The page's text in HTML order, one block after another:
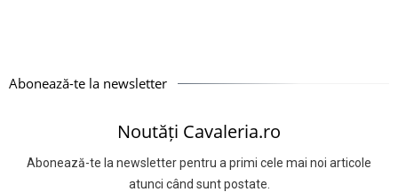
Abonează-te la newsletter
Noutăți Cavaleria.ro
Abonează-te la newsletter pentru a primi cele mai noi articole
atunci când sunt postate.